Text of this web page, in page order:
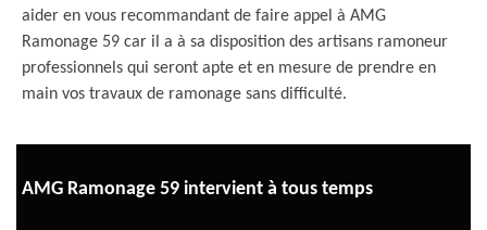
aider en vous recommandant de faire appel à AMG
Ramonage 59 car il a à sa disposition des artisans ramoneur
professionnels qui seront apte et en mesure de prendre en
main vos travaux de ramonage sans difficulté.
AMG Ramonage 59 intervient à tous temps